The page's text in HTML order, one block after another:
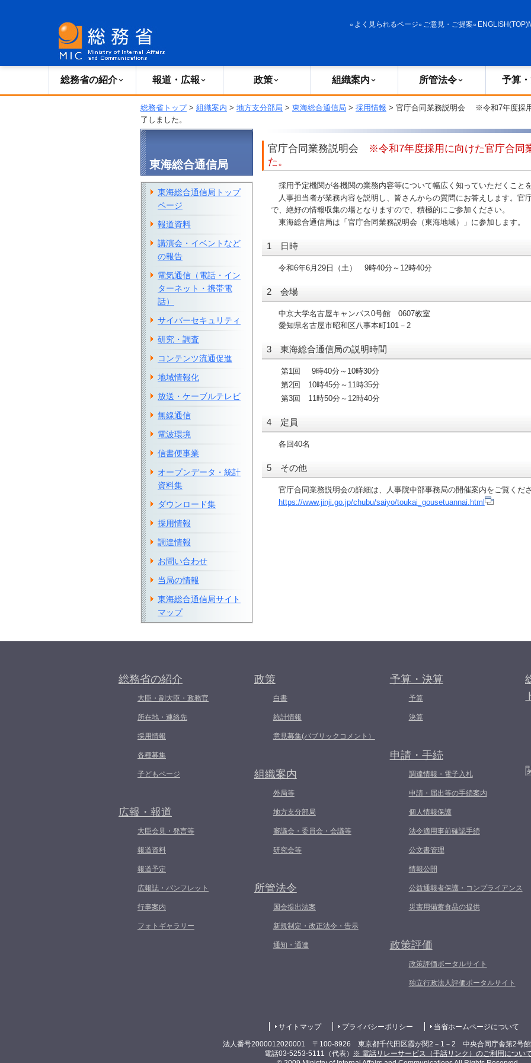
よく見られるページ ご意見・ご提案 ENGLISH(TOP)
総務省の紹介 報道・広報 政策 組織案内 所管法令 予算
総務省トップ> 組織案内 > 地方支分部局 > 東海総合通信局 > 採用情報 > 官庁合同業務説明会 ※令和7年度採
了しました。
官庁合同業務説明会
※令和7年度採用に向けた官庁合同
た。
採用予定機関が各機関の業務内容等について幅広く知っていただくこと
人事担当者が業務内容を説明し、皆さんからの質問にお答えします。官
で、絶好の情報収集の場となりますので、積極的にご参加ください。
東海総合通信局は「官庁合同業務説明会（東海地域）」に参加します。
1 日時
令和6年6月29日（土） 9時40分～12時40分
2 会場
中京大学名古屋キャンパス0号館 0607教室
愛知県名古屋市昭和区八事本町101－2
3 東海総合通信局の説明時間
第1回
9時40分～10時30分
第2回
10時45分～11時35分
第3回
11時50分～12時40分
4 定員
各回40名
5 その他
官庁合同業務説明会の詳細は、人事院中部事務局の開催案内をご覧くださ
https://www.jinji.go.jp/chubu/saiyo/toukai_gousetuannai.html
東海総合通信局
東海総合通信局トップ
ページ
報道資料
講演会・イベントなど
の報告
電気通信（電話・イン
ターネット・携帯電
話）
サイバーセキュリティ
研究・調査
コンテンツ流通促進
地域情報化
放送・ケーブルテレビ
無線通信
電波環境
信書便事業
オープンデータ・統計
資料集
ダウンロード集
採用情報
調達情報
お問い合わせ
当局の情報
東海総合通信局サイト
マップ
総務省の紹介
大臣・副大臣・政務官
所在地・連絡先
採用情報
各種募集
子どもページ
広報・報道
大臣会見・発言等
報道資料
報道予定
広報誌・パンフレット
行事案内
フォトギャラリー
政策
白書
統計情報
意見募集(パブリックコメント）
組織案内
外局等
地方支分部局
審議会・委員会・会議等
研究会等
所管法令
国会提出法案
新規制定・改正法令・告示
通知・通達
予算・決算
予算
決算
申請・手続
調達情報・電子入札
申請・届出等の手続案内
個人情報保護
法令適用事前確認手続
公文書管理
情報公開
公益通報者保護・コンプライアンス
災害用備蓄食品の提供
政策評価
政策評価ポータルサイト
独立行政法人評価ポータルサイト
サイトマップ プライバシーポリシー 当省ホームページについて
法人番号2000012020001 〒100-8926 東京都千代田区霞が関2－1－2 中央合同庁舎第2号館
電話03-5253-5111（代表）
※ 電話リレーサービス（手話リンク）のご利用につい